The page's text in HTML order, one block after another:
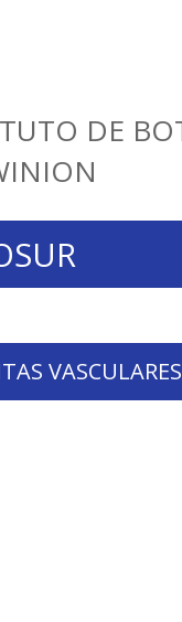
DE
VASCULARES